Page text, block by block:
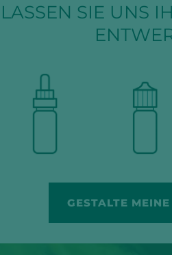
LASSEN SIE UNS
GESTALTE